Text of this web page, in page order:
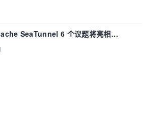
SeaTunnel 6 个议题将亮相
Code Asia 2026